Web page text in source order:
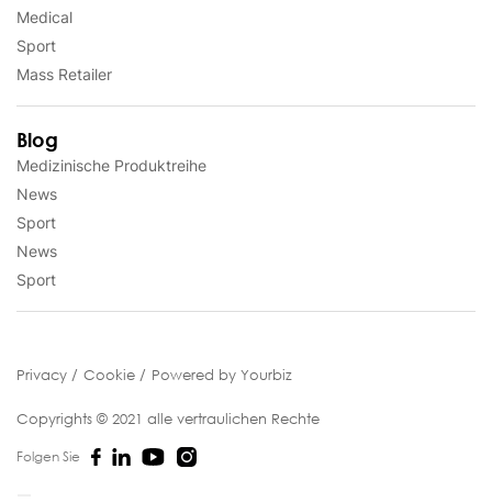
Medical
Sport
Mass Retailer
Blog
Medizinische Produktreihe
News
Sport
News
Sport
Privacy Cookie Powered by Yourbiz
Copyrights © 2021 alle vertraulichen Rechte
Folgen Sie